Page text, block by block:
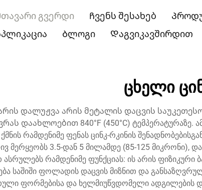
გვერდი Ჩვენს შესახებ
Ბლოგი Დაგვიკავშირდით
ცხელი
დალუჟვა არის მეტალის დაცვის
დაახლოებით 840°F (450°C) ტემპერატურაზე.
რამდენიმე ფენას ცინკ-რკინის
მერყეობს 3.5-დან 5 მილამდე (85-125
რამდენიმე ფუნქციას: ის არის ფიზიკური
საშიში ფოლადის დაცვის მიზნით და
ფორმებისა და ხელმიუწვდომელი ადგილების